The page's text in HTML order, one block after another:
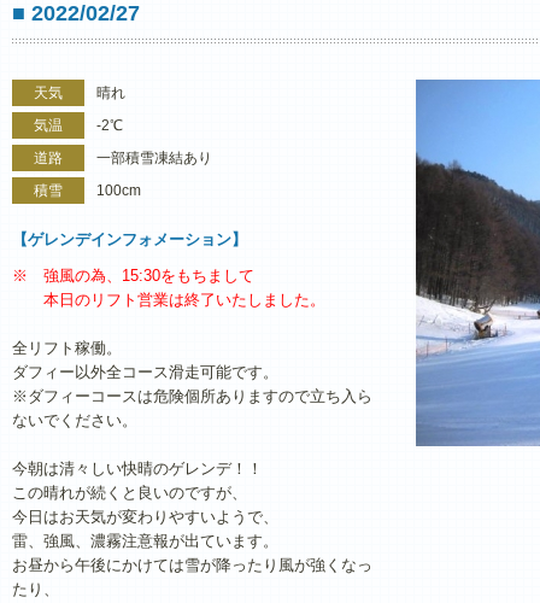
■ 2022/02/27
天気
晴れ
気温
-2℃
道路
一部積雪凍結あり
積雪
100cm
【ゲレンデインフォメーション】
※ 強風の為、15:30をもちまして
本日のリフト営業は終了いたしました。
全リフト稼働。
ダフィー以外全コース滑走可能です。
※ダフィーコースは危険個所ありますので立ち入ら
ないでください。
今朝は清々しい快晴のゲレンデ！！
この晴れが続くと良いのですが、
今日はお天気が変わりやすいようで、
雷、強風、濃霧注意報が出ています。
お昼から午後にかけては雪が降ったり風が強くなっ
たり、